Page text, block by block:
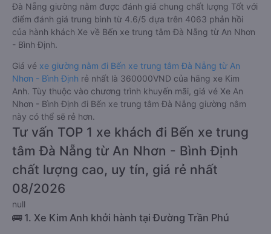
Đà Nẵng giường nằm được đánh giá chung chất lượng Tốt với
điểm đánh giá trung bình từ 4.6/5 dựa trên 4063 phản hồi
của hành khách Xe về Bến xe trung tâm Đà Nẵng từ An Nhơn
- Bình Định.
Giá vé xe giường nằm đi Bến xe trung tâm Đà Nẵng từ An
Nhơn - Bình Định rẻ nhất là 360000VND của hãng xe Kim
Anh. Tùy thuộc vào chương trình khuyến mãi, giá vé Xe An
Nhơn - Bình Định đi Bến xe trung tâm Đà Nẵng giường nằm
này có thể sẽ rẻ hơn.
Tư vấn TOP 1 xe khách đi Bến xe trung
tâm Đà Nẵng từ An Nhơn - Bình Định
chất lượng cao, uy tín, giá rẻ nhất
08/2026
null
🚌 1. Xe Kim Anh khởi hành tại Đường Trần Phú